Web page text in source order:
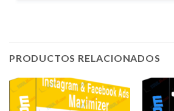
PRODUCTOS RELACIONADOS